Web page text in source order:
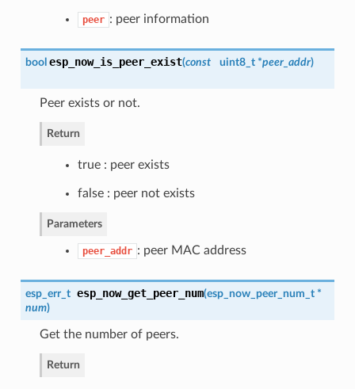
peer : peer information
bool esp_now_is_peer_exist(const uint8_t *peer_addr)
Peer exists or not.
Return
true : peer exists
false : peer not exists
Parameters
peer_addr : peer MAC address
esp_err_t esp_now_get_peer_num(esp_now_peer_num_t*
num)
Get the number of peers.
Return